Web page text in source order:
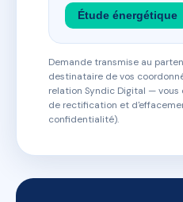
Étude énergétique
Demande transmise au
destinataire de vos
relation Syndic Digital —
de rectification et
confidentialité).